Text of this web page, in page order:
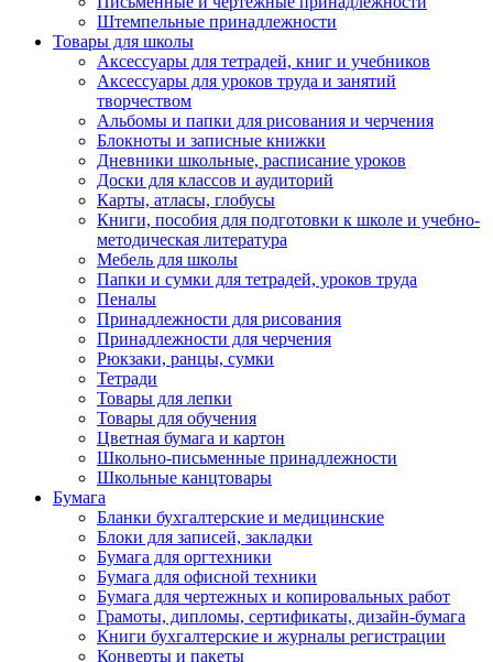
Штемпельные принадлежности
Товары для школы
Аксессуары для тетрадей, книг и учебников
Аксессуары для уроков труда и занятий
творчеством
Альбомы и папки для рисования и черчения
Блокноты и записные книжки
Дневники школьные, расписание уроков
Доски для классов и аудиторий
Карты, атласы, глобусы
Книги, пособия для подготовки к школе и учебно-
методическая литература
Мебель для школы
Папки и сумки для тетрадей, уроков труда
Пеналы
Принадлежности для рисования
Принадлежности для черчения
Рюкзаки, ранцы, сумки
Тетради
Товары для лепки
Товары для обучения
Цветная бумага и картон
Школьно-письменные принадлежности
Школьные канцтовары
Бумага
Бланки бухгалтерские и медицинские
Блоки для записей, закладки
Бумага для оргтехники
Бумага для офисной техники
Бумага для чертежных и копировальных работ
Грамоты, дипломы, сертификаты, дизайн-бумага
Книги бухгалтерские и журналы регистрации
Конверты и пакеты